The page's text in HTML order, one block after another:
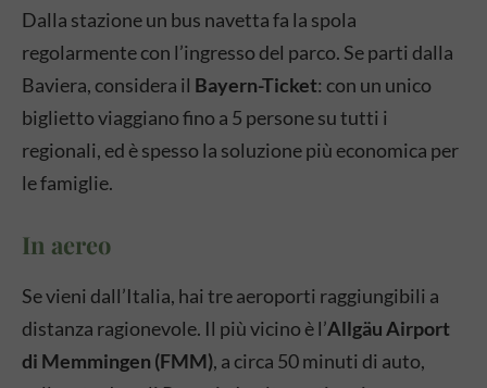
Dalla stazione un bus navetta fa la spola
regolarmente con l’ingresso del parco. Se parti dalla
Baviera, considera il Bayern-Ticket: con un unico
biglietto viaggiano fino a 5 persone su tutti i
regionali, ed è spesso la soluzione più economica per
le famiglie.
In aereo
Se vieni dall’Italia, hai tre aeroporti raggiungibili a
distanza ragionevole. Il più vicino è l’Allgäu Airport
di Memmingen (FMM), a circa 50 minuti di auto,